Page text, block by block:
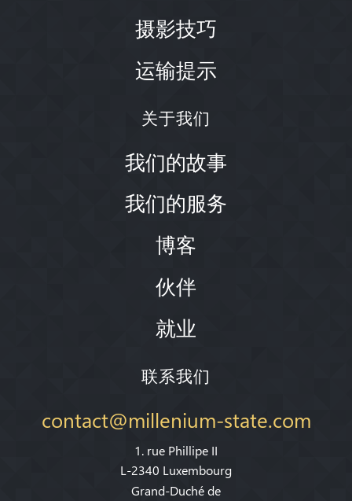
摄影技巧
运输提示
关于我们
我们的故事
我们的服务
博客
伙伴
就业
联系我们
contact@millenium-state.com
1. rue Phillipe II
L-2340 Luxembourg
Grand-Duché de